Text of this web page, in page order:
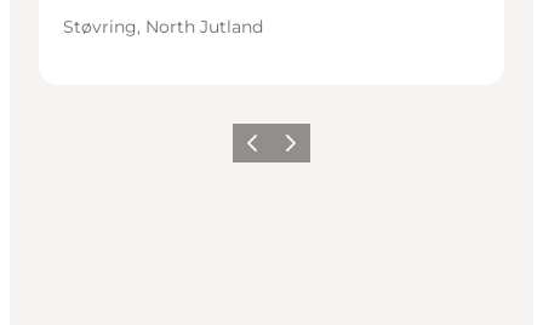
Støvring, North Jutland
Precedente
Avanti